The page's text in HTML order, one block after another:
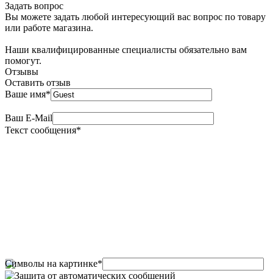
Задать вопрос
Вы можете задать любой интересующий вас вопрос по товару
или работе магазина.
Наши квалифицированные специалисты обязательно вам
помогут.
Отзывы
Оставить отзыв
Ваше имя*
Ваш E-Mail
Текст сообщения*
Символы на картинке*